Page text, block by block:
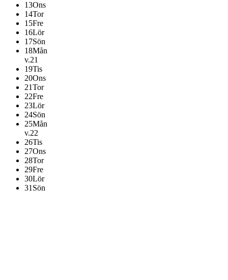
13Ons
14Tor
15Fre
16Lör
17Sön
18Mån
v.21
19Tis
20Ons
21Tor
22Fre
23Lör
24Sön
25Mån
v.22
26Tis
27Ons
28Tor
29Fre
30Lör
31 Sön